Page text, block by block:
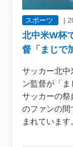
スポーツ |
北中米W杯
督「まじで
サッカー北中
ン監督が「
サッカーの祭
のファンの間
まれていま